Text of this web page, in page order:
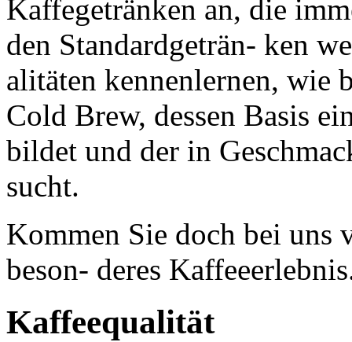
Kaffegetränken an, die
den Standardgeträn- ken
alitäten kennenlernen, wie
Cold Brew, dessen Basis
bildet und der in
sucht.
Kommen Sie doch bei uns
beson- deres
Kaffeequalität